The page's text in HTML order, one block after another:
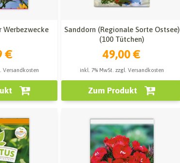
Werbezwecke
€
Versandkosten
Sanddorn (Regionale Sorte Ostsee)
(100 Tütchen)
49,00 €
inkl. 7% MwSt. zzgl. Versandkosten
Zum Produkt